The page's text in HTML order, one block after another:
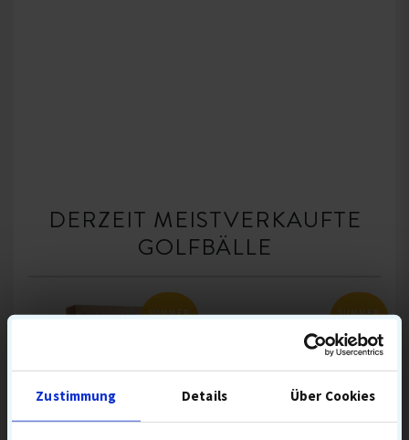
Zustimmung Details Über Cookies
DERZEIT MEISTVERKAUFTE
GOLFBÄLLE
SUMMER
SUMMER